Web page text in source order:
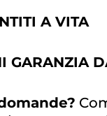
A VITA
GARANZIA